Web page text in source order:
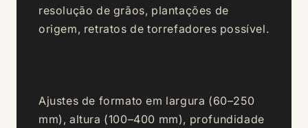
resolução de grãos, plantações de
origem, retratos de torrefadores possível.
Ajustes de formato em largura (60–250
mm), altura (100–400 mm), profundidade